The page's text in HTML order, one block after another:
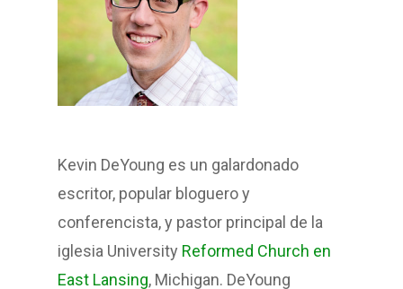
Kevin DeYoung es un galardonado
escritor, popular bloguero y
conferencista, y pastor principal de la
iglesia University Reformed Church en
East Lansing, Michigan. DeYoung